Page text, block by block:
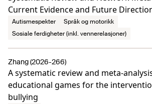
Current Evidence and Future
Autismespekter
Språk og motorikk
Sosiale ferdigheter (inkl. vennerelasjoner)
A systematic review and meta-
educational games for the
bullying
Zhang (2026-266)